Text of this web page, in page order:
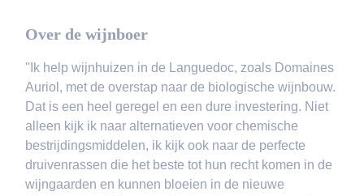
Over de wijnboer
"Ik help wijnhuizen in de Languedoc, zoals Domaines
Auriol, met de overstap naar de biologische wijnbouw.
Dat is een heel geregel en een dure investering. Niet
alleen kijk ik naar alternatieven voor chemische
bestrijdingsmiddelen, ik kijk ook naar de perfecte
druivenrassen die het beste tot hun recht komen in de
wijngaarden en kunnen bloeien in de nieuwe